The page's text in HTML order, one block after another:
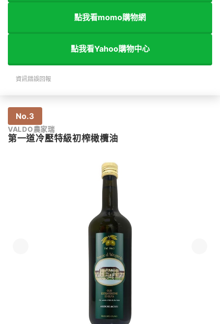
點我看momo購物網
點我看Yahoo購物中心
資訊錯誤回報
No.3
VALDO農家瑞
第一道冷壓特級初榨橄欖油